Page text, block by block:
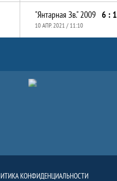
"Янтарная Зв." 2009 6 : 1
10 АПР. 2021 / 11:10
КОНФИДЕНЦИАЛЬНОСТИ